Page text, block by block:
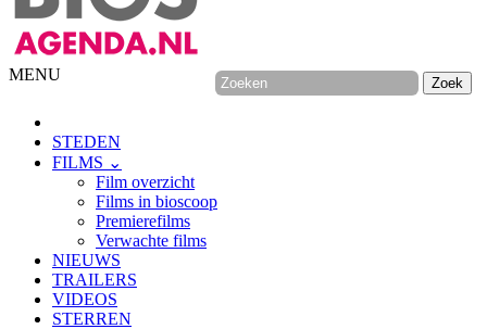
MENU
STEDEN
FILMS ⌄
Film overzicht
Films in bioscoop
Premierefilms
Verwachte films
NIEUWS
TRAILERS
VIDEOS
STERREN